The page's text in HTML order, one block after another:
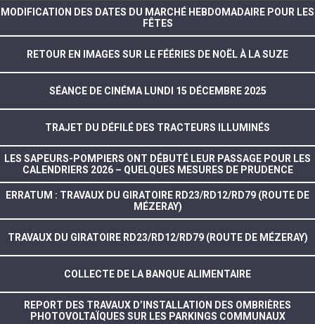
MODIFICATION DES DATES DU MARCHÉ HEBDOMADAIRE POUR LES
FÊTES
RETOUR EN IMAGES SUR LE FÉÉRIES DE NOËL À LA SUZE
SÉANCE DE CINÉMA LUNDI 15 DÉCEMBRE 2025
TRAJET DU DÉFILÉ DES TRACTEURS ILLUMINÉS
LES SAPEURS-POMPIERS ONT DÉBUTÉ LEUR PASSAGE POUR LES
CALENDRIERS 2026 – QUELQUES MESURES DE PRUDENCE
ERRATUM : TRAVAUX DU GIRATOIRE RD23/RD12/RD79 (ROUTE DE
MÉZERAY)
TRAVAUX DU GIRATOIRE RD23/RD12/RD79 (ROUTE DE MÉZERAY)
COLLECTE DE LA BANQUE ALIMENTAIRE
REPORT DES TRAVAUX D’INSTALLATION DES OMBRIÈRES
PHOTOVOLTAÏQUES SUR LES PARKINGS COMMUNAUX